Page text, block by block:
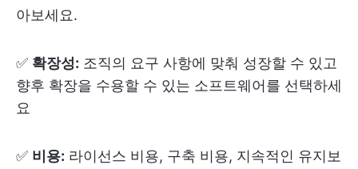
아보세요.
✅ 확장성: 조직의 요구 사항에 맞춰 성장할 수 있고
향후 확장을 수용할 수 있는 소프트웨어를 선택하세
요
✅ 비용: 라이선스 비용, 구축 비용, 지속적인 유지보